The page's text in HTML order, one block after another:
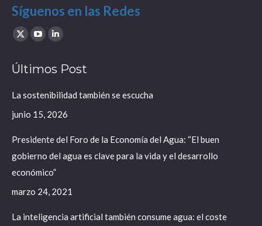
Síguenos en las Redes
Find us on:
X
opens
window
YouTube
opens
window
Linkedin
opens
window
Últimos Post
La sostenibilidad también se escucha
junio 15, 2026
Presidente del Foro de la Economía del Agua: “El buen
gobierno del agua es clave para la vida y el desarrollo
económico”
marzo 24, 2021
La inteligencia artificial también consume agua: el coste